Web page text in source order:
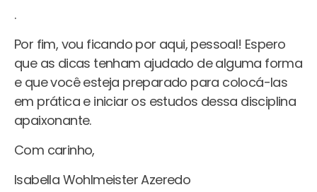
.
Por fim, vou ficando por aqui, pessoal! Espero
que as dicas tenham ajudado de alguma forma
e que você esteja preparado para colocá-las
em prática e iniciar os estudos dessa disciplina
apaixonante.
Com carinho,
Isabella Wohlmeister Azeredo